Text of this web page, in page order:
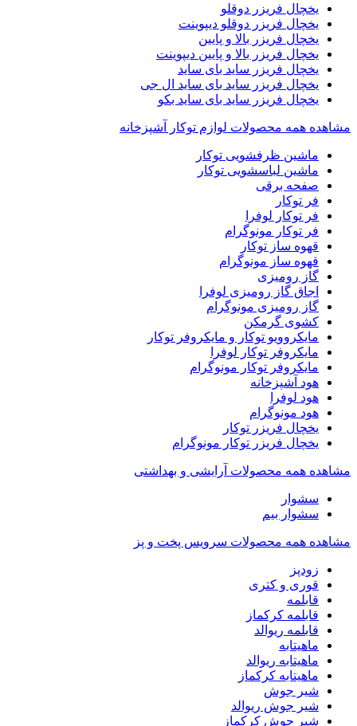
یخچال فریزر دوقلو
یخچال فریزر دوقلو دیپوینت
یخچال فریزر بالا و پایین
یخچال فریزر بالا و پایین دیپوینت
یخچال فریزر ساید بای ساید
یخچال فریزر ساید بای ساید ال جی
یخچال فریزر ساید بای ساید بکو
مشاهده همه محصولات لوازم توکار آشپزخانه
ماشین ظرفشویی توکار
ماشین لباسشویی توکار
صفحه برقی
فر توکار
فر توکار لوفرا
فر توکار مونوگرام
قهوه ساز توکار
قهوه ساز مونوگرام
گاز رومیزی
اجاق گاز رومیزی لوفرا
گاز رومیزی مونوگرام
کشوی گرمکن
مایکروویو توکار و مایکروفر توکار
مایکروفر توکار لوفرا
مایکروفر توکار مونوگرام
هود آشپزخانه
هود لوفرا
هود مونوگرام
یخچال فریزر توکار
یخچال فریزر توکار مونوگرام
مشاهده همه محصولات آرایشی و بهداشتی
سشوار
سشوار بیم
مشاهده همه محصولات سرویس پخت و پز
زودپز
قوری و کتری
قابلمه
قابلمه کرکماز
قابلمه ریوالد
ماهیتابه
ماهیتابه ریوالد
ماهیتابه کرکماز
شیر جوش
شیر جوش ریوالد
شیر جوش کرکماز